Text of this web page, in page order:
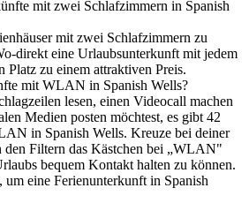
mit zwei Schlafzimmern in Spanish
mit zwei Schlafzimmern zu
direkt eine Urlaubsunterkunft mit jedem
zu einem attraktiven Preis.
mit WLAN in Spanish Wells?
lesen, einen Videocall machen
Medien posten möchtest, es gibt 42
in Spanish Wells. Kreuze bei deiner
den Filtern das Kästchen bei „WLAN"
bequem Kontakt halten zu können.
um eine Ferienunterkunft in Spanish